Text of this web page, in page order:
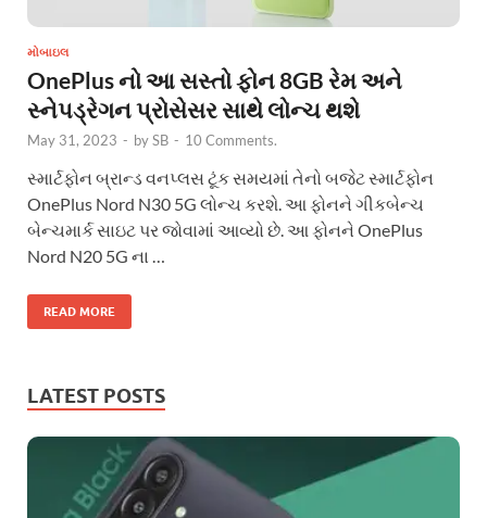
મોબાઇલ
OnePlus નો આ સસ્તો ફોન 8GB રેમ અને
સ્નેપડ્રેગન પ્રોસેસર સાથે લોન્ચ થશે
May 31, 2023 - bySB - 10 Comments.
સ્માર્ટફોન બ્રાન્ડ વનપ્લસ ટૂંક સમયમાં તેનો બજેટ સ્માર્ટફોન
OnePlus Nord N30 5G લોન્ચ કરશે. આ ફોનને ગીકબેન્ચ
બેન્ચમાર્ક સાઇટ પર જોવામાં આવ્યો છે. આ ફોનને OnePlus
Nord N20 5G ના …
READ MORE
LATEST POSTS